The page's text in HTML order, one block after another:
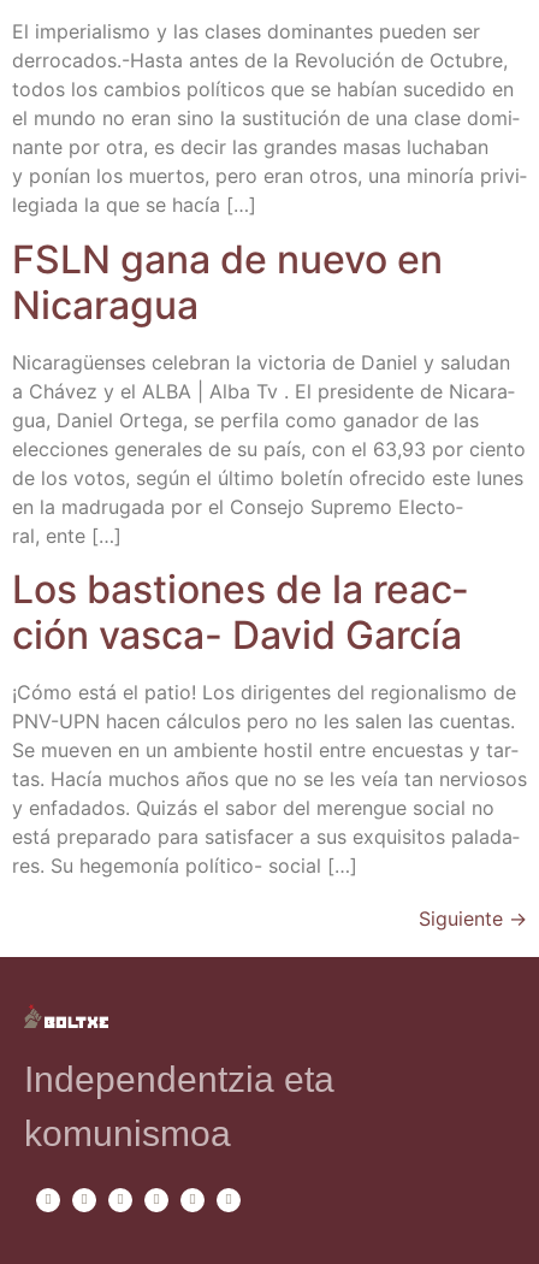
El impe­ria­lis­mo y las cla­ses domi­nan­tes pue­den ser
derro­ca­dos.-Has­ta antes de la Revo­lu­ción de Octu­bre,
todos los cam­bios polí­ti­cos que se habían suce­di­do en
el mun­do no eran sino la sus­ti­tu­ción de una cla­se domi­
nan­te por otra, es decir las gran­des masas lucha­ban
y ponían los muer­tos, pero eran otros, una mino­ría pri­vi­
le­gia­da la que se hacía […]
FSLN gana de nue­vo en
Nicaragua
Nica­ra­güen­ses cele­bran la vic­to­ria de Daniel y salu­dan
a Chá­vez y el ALBA | Alba Tv . El pre­si­den­te de Nica­ra­
gua, Daniel Orte­ga, se per­fi­la como gana­dor de las
elec­cio­nes gene­ra­les de su país, con el 63,93 por cien­to
de los votos, según el últi­mo bole­tín ofre­ci­do este lunes
en la madru­ga­da por el Con­se­jo Supre­mo Elec­to­
ral, ente […]
Los bas­tio­nes de la reac­
ción vas­ca- David García
¡Cómo está el patio! Los diri­gen­tes del regio­na­lis­mo de
PNV-UPN hacen cálcu­los pero no les salen las cuen­tas.
Se mue­ven en un ambien­te hos­til entre encues­tas y tar­
tas. Hacía muchos años que no se les veía tan ner­vio­sos
y enfa­da­dos. Qui­zás el sabor del meren­gue social no
está pre­pa­ra­do para satis­fa­cer a sus exqui­si­tos pala­da­
res. Su hege­mo­nía polí­­ti­­co- social […]
Siguiente →
Independentzia eta
komunismoa